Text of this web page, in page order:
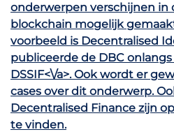
onderwerpen verschijnen in
blockchain mogelijk
voorbeeld is Decentralised
publiceerde de DBC onlangs
DSSIF<\/a>. Ook wordt er
cases over dit onderwerp.
Decentralised Finance zijn
te vinden.